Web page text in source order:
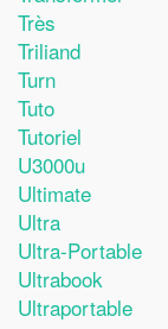
Très
Triliand
Turn
Tuto
Tutoriel
U3000u
Ultimate
Ultra
Ultra-Portable
Ultrabook
Ultraportable